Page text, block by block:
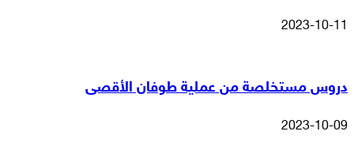
2023-10-11
دروس مستخلصة من عملية طوفان الأقصى
2023-10-09